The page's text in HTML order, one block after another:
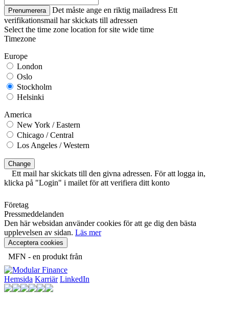
Prenumerera Det måste ange en riktig mailadress Ett
verifikationsmail har skickats till adressen
Select the time zone location for site wide time
Timezone
Europe
London
Oslo
Stockholm
Helsinki
America
New York / Eastern
Chicago / Central
Los Angeles / Western
Change
Ett mail har skickats till den givna adressen. För att logga in,
klicka på "Login" i mailet för att verifiera ditt konto
Företag
Pressmeddelanden
Den här websidan använder cookies för att ge dig den bästa
upplevelsen av sidan. Läs mer
Acceptera cookies
MFN - en produkt från
Hemsida Karriär LinkedIn